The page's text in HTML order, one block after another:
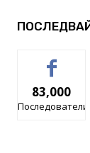
83,000
Последователи